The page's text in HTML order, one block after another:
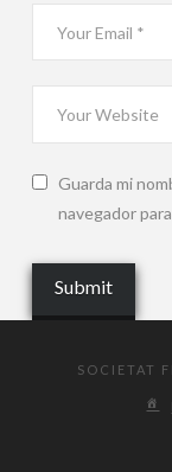
Guarda mi
navegador
SOCIETAT